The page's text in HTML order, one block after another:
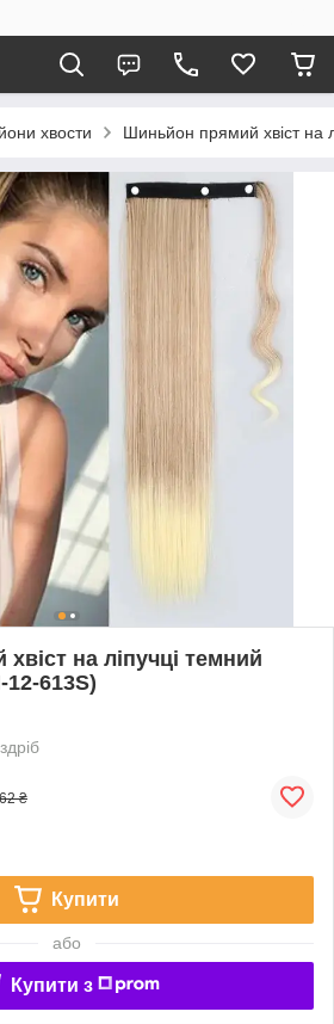
хвости Шиньйон прямий хвіст на
на ліпучці темний
613S)
₴
Купити
або
Купити з